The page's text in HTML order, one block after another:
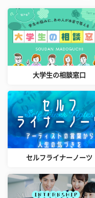
大学生の相談窓口
セルフライナーノーツ